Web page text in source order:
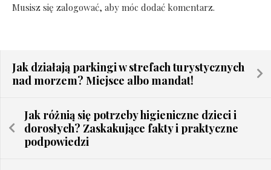
Musisz się zalogować, aby móc dodać komentarz.
Jak działają parkingi w strefach turystycznych
nad morzem? Miejsce albo mandat!
Jak różnią się potrzeby higieniczne dzieci i
dorosłych? Zaskakujące fakty i praktyczne
podpowiedzi